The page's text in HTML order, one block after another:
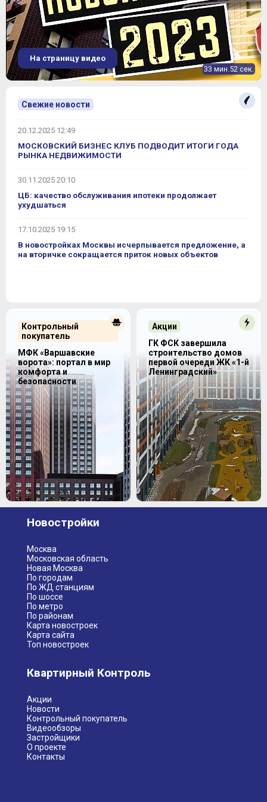
Продано
Жилой квартал "LIFE-Варшавская"
(Лайф-Варшавская)
33 мин.52 сек.
На страницу видео
Свежие новости
20.12.2025 12:49
МОСКОВСКИЙ БИЗНЕС КЛУБ ПОДВОДИТ ИТОГИ ГОДА
РЫНКА НЕДВИЖИМОСТИ
30.11.2025 20:10
ЦБ: качество обслуживания ипотеки продолжает
ухудшаться
17.10.2025 19:15
В новостройках Москвы исчерпывается предложение, а
на вторичке сокращается приток новых объектов
Контрольный
покупатель
МФК «Варшавские
ворота»: портал в мир
комфорта и
безопасности
Акции
ГК ФСК завершила
строительство домов
первой очереди ЖК «1-й
Ленинградский»
Новостройки
Москва
Московская область
Новая Москва
По городам
По ЖД станциям
По шоссе
По метро
По районам
Карта новостроек
Карта сайта
Топ новостроек
Квартирный Контроль
Акции
Новости
Контрольный покупатель
Видеообзоры
Застройщики
О проекте
Контакты